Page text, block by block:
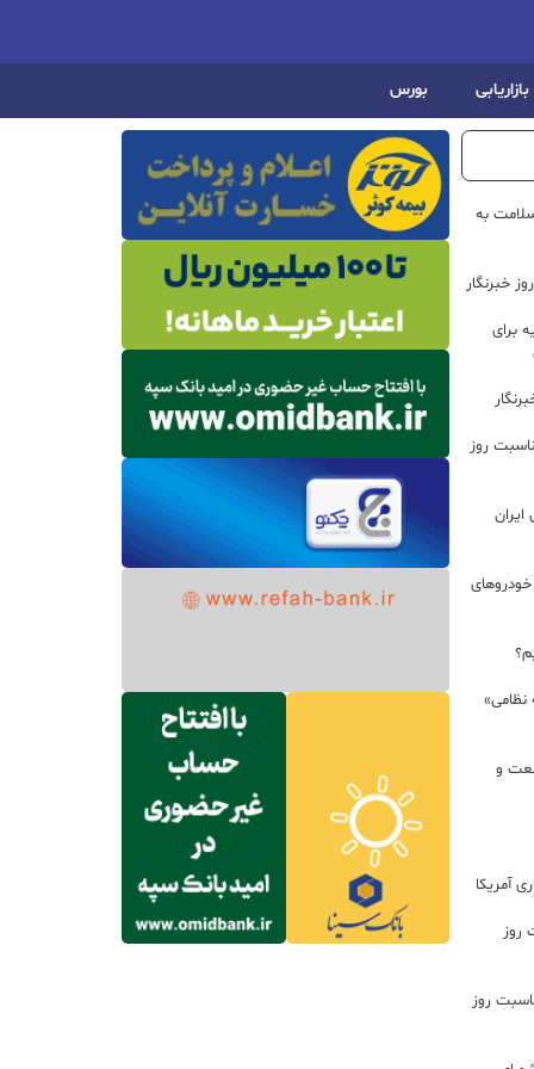
بازاریابی بورس
به
خبرنگار
برای
روز
نظامی»
و
آمریکا
روز
روز